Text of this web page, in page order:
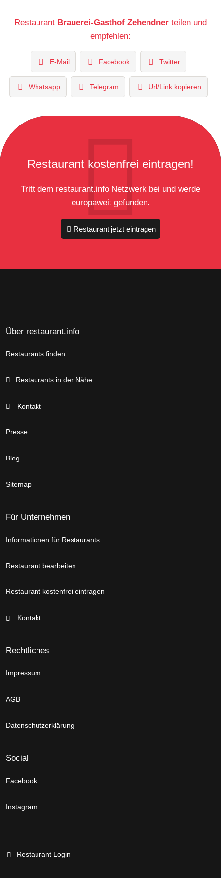
Restaurant Brauerei-Gasthof Zehendner teilen und
empfehlen:
E-Mail Facebook Twitter
Whatsapp Telegram Url/Link kopieren
Restaurant kostenfrei eintragen!
Tritt dem restaurant.info Netzwerk bei und werde
europaweit gefunden.
Restaurant jetzt eintragen
Über restaurant.info
Restaurants finden
Restaurants in der Nähe
Kontakt
Presse
Blog
Sitemap
Für Unternehmen
Informationen für Restaurants
Restaurant bearbeiten
Restaurant kostenfrei eintragen
Kontakt
Rechtliches
Impressum
AGB
Datenschutzerklärung
Social
Facebook
Instagram
Restaurant Login